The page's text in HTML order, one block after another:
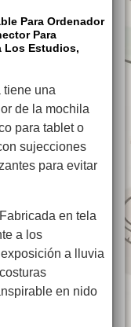
Para Ordenador
Para
Los Estudios,
una
de la mochila
para tablet o
sujecciones
para evitar
en tela
a los
a lluvia
en nido